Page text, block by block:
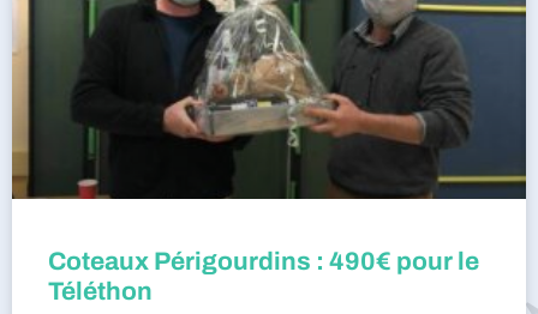
Coteaux Périgourdins : 490€ pour le
Téléthon